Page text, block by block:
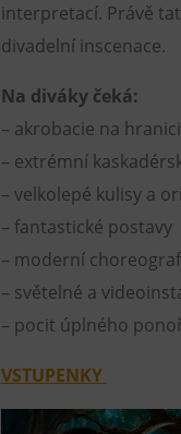
interpretací. Právě
divadelní inscenace.
Na diváky čeká:
– akrobacie na
– extrémní
– velkolepé kulisy a
– fantastické postavy
– moderní
– světelné a
– pocit úplného
VSTUPENKY